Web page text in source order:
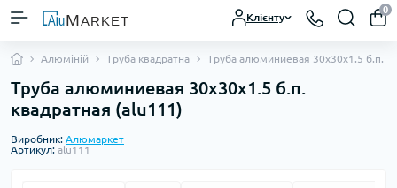
Клієнту
0
Алюміній Труба квадратна Труба алюминиевая 30х30х1.5 б.п.
Труба алюминиевая 30х30х1.5 б.п.
квадратная (alu111)
Виробник: Алюмаркет
Артикул: alu111